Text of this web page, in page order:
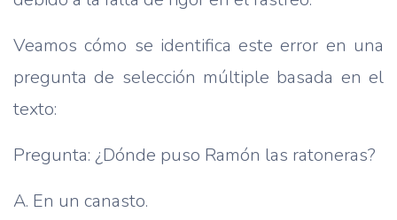
Veamos cómo se identifica este error en una
pregunta de selección múltiple basada en el
texto:
Pregunta: ¿Dónde puso Ramón las ratoneras?
A. En un canasto.